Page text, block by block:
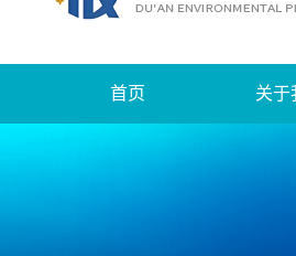
首页 关于